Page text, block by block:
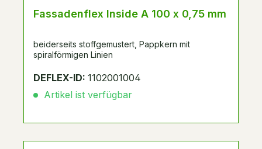
Fassadenflex Inside A 100 x 0,75 mm
beiderseits stoffgemustert, Pappkern mit
spiralförmigen Linien
DEFLEX-ID: 1102001004
Artikel ist verfügbar